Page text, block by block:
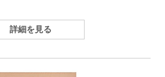
詳細を見る